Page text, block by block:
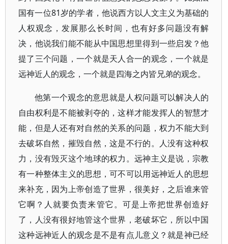
国有一位81岁的学者，他说西方以人文主义为基础的
人权观念，发展那么长时间，也有好多问题没有解
决，他说我们能不能从中国思想里得到一些启发？他
提了三个问题，一个就是天人合一的观念，一个就是
远神近人的观念，一个就是四海之内皆兄弟的观念。
他第一个观念的意思就是人权问题可以解决人的
自由权利是不能被剥夺的，这样才能发挥人的智慧才
能，但是人还有对自然的关系的问题，权力不能大到
去破坏自然，摧毁自然，这是不行的。人没有这种权
力，没有毁灭这个地球的权力。远神主义是说，宗教
有一种整体主义的思想，可不可以用远神近人的思想
来补充，因为上帝创造了世界，很美好，之后谁来管
它啊？人就要负责来管它。可是上帝把世界创造好
了，人没有很好地管这个世界，老破坏它，所以中国
这种远神近人的观念是不是有点儿意义？就是神已经